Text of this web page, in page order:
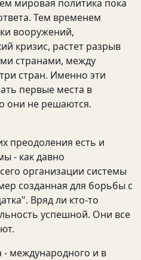
мировая политика пока
Тем временем
вооружений,
кризис, растет разрыв
странами, между
стран. Именно эти
первые места в
они не решаются.
преодоления есть и
- как давно
организации системы
созданная для борьбы с
Вряд ли кто-то
успешной. Они все
- международного и в